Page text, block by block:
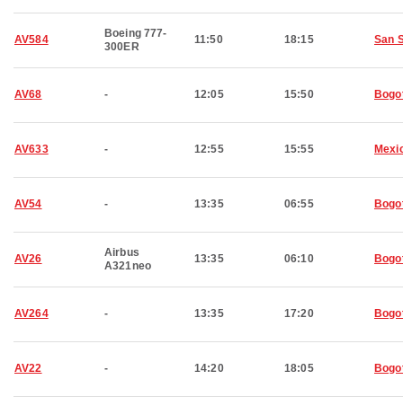
AV584
Boeing 777-
300ER
11:50 18:15 San
AV68 - 12:05 15:50
AV633 - 12:55 15:55
AV54 - 13:35 06:55
AV26
Airbus
A321neo
13:35 06:10
AV264 - 13:35 17:20
AV22 - 14:20 18:05